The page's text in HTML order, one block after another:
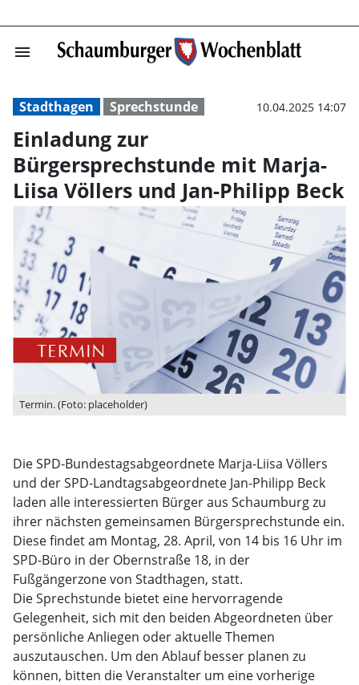
menu Einladung zur
Stadthagen Sprechstunde 10.04.2025 14:07
Einladung zur
Bürgersprechstunde mit Marja-
Liisa Völlers und Jan-Philipp Beck
Termin. (Foto: placeholder)
Die SPD-Bundestagsabgeordnete Marja-Liisa Völlers
und der SPD-Landtagsabgeordnete Jan-Philipp Beck
laden alle interessierten Bürger aus Schaumburg zu
ihrer nächsten gemeinsamen Bürgersprechstunde ein.
Diese findet am Montag, 28. April, von 14 bis 16 Uhr im
SPD-Büro in der Obernstraße 18, in der
Fußgängerzone von Stadthagen, statt.
Die Sprechstunde bietet eine hervorragende
Gelegenheit, sich mit den beiden Abgeordneten über
persönliche Anliegen oder aktuelle Themen
auszutauschen. Um den Ablauf besser planen zu
können, bitten die Veranstalter um eine vorherige